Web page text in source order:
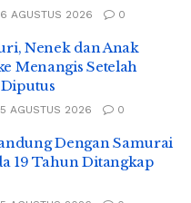
AGUSTUS 2026 0
Nenek dan Anak
Menangis Setelah
AGUSTUS 2026 0
Dengan Samurai
19 Tahun Ditangkap